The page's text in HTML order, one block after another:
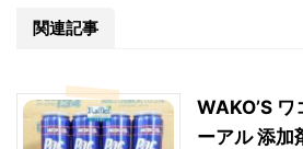
関連記事
WAKO’S
ーアル 添